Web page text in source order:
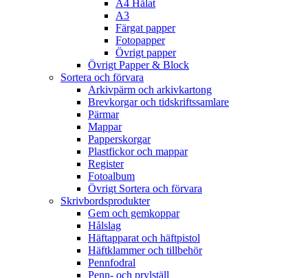
A4 Hålat
A3
Färgat papper
Fotopapper
Övrigt papper
Övrigt Papper & Block
Sortera och förvara
Arkivpärm och arkivkartong
Brevkorgar och tidskriftssamlare
Pärmar
Mappar
Papperskorgar
Plastfickor och mappar
Register
Fotoalbum
Övrigt Sortera och förvara
Skrivbordsprodukter
Gem och gemkoppar
Hålslag
Häftapparat och häftpistol
Häftklammer och tillbehör
Pennfodral
Penn- och prylställ